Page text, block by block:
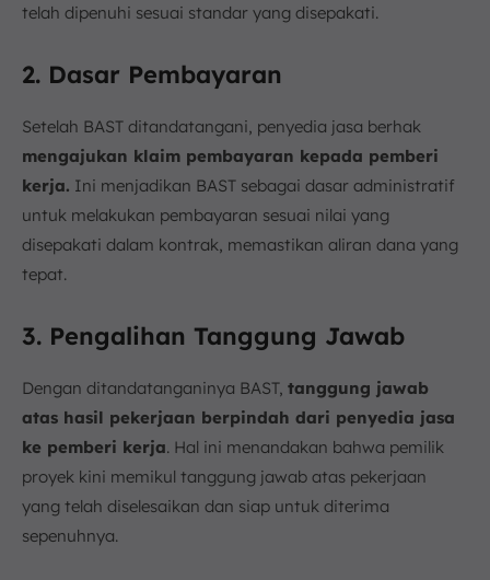
telah dipenuhi sesuai standar yang disepakati.
2. Dasar Pembayaran
Setelah BAST ditandatangani, penyedia jasa berhak
mengajukan klaim pembayaran kepada pemberi
kerja. Ini menjadikan BAST sebagai dasar administratif
untuk melakukan pembayaran sesuai nilai yang
disepakati dalam kontrak, memastikan aliran dana yang
tepat.
3. Pengalihan Tanggung Jawab
Dengan ditandatanganinya BAST, tanggung jawab
atas hasil pekerjaan berpindah dari penyedia jasa
ke pemberi kerja. Hal ini menandakan bahwa pemilik
proyek kini memikul tanggung jawab atas pekerjaan
yang telah diselesaikan dan siap untuk diterima
sepenuhnya.